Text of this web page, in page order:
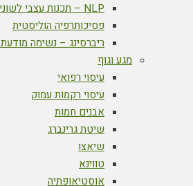
NLP – תכנות עצבי לשוני
פסיכותרפיה הוליסטית
ריברסינג – נשימה מודעת Rebirthing
מגע וגוף
עיסוי רפואי
עיסוי רקמות עמוק
אבנים חמות
שיטת גרינברג
שיאצו
טווינא
אוסטיאופתיה